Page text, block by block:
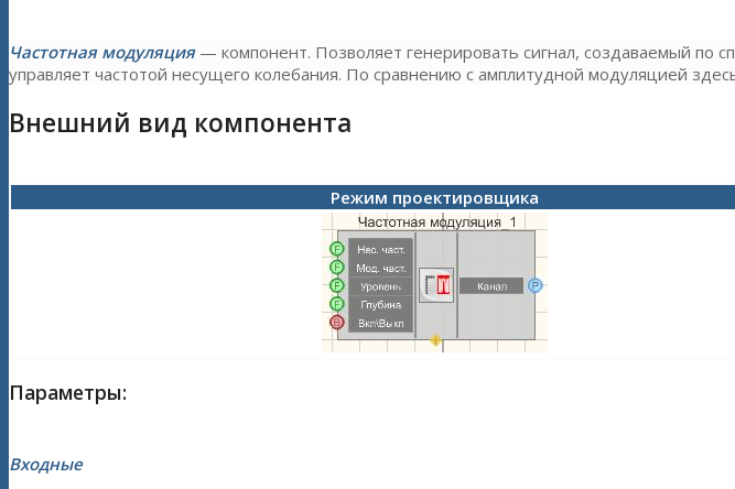
Частотная модуляция — компонент. Позволяет генерировать сигнал, создаваемый по
управляет частотой несущего колебания. По сравнению с амплитудной модуляцией
Внешний вид компонента
Режим проектировщика
Параметры:
Входные